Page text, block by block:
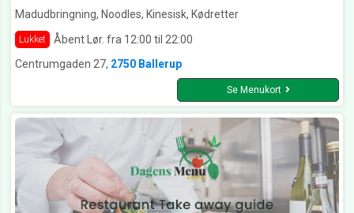
Madudbringning, Noodles, Kinesisk, Kødretter
Lukket
Åbent Lør. fra 12:00 til 22:00
Centrumgaden 27, 2750 Ballerup
Se Menukort